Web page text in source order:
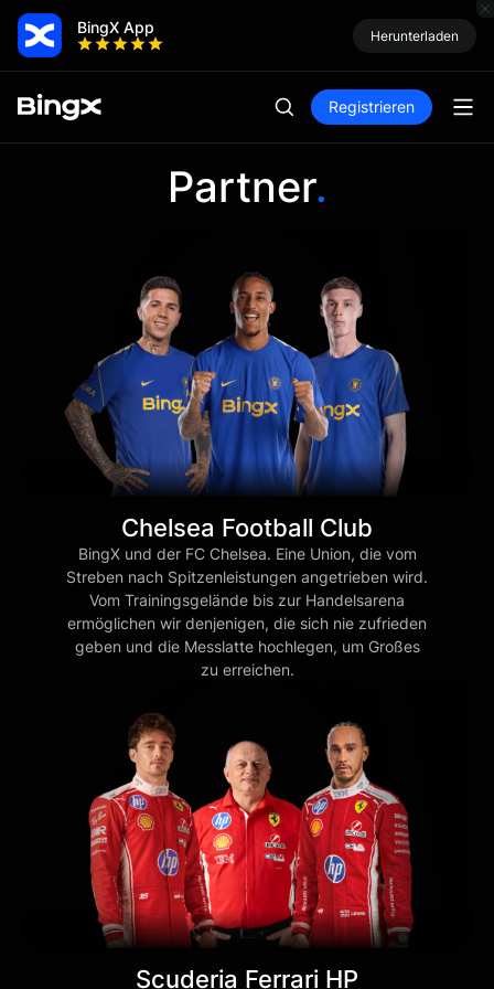
BingX App Herunterladen
Registrieren
Partner.
Chelsea Football Club
BingX und der FC Chelsea. Eine Union, die vom
Streben nach Spitzenleistungen angetrieben wird.
Vom Trainingsgelände bis zur Handelsarena
ermöglichen wir denjenigen, die sich nie zufrieden
geben und die Messlatte hochlegen, um Großes
zu erreichen.
Scuderia Ferrari HP